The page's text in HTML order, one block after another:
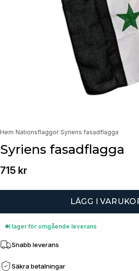
Hem/Nationsflaggor/Syriens fasadflagga
Syriens fasadflagga
715 kr
LÄGG I
I lager för omgående leverans
Snabb leverans
Säkra betalningar